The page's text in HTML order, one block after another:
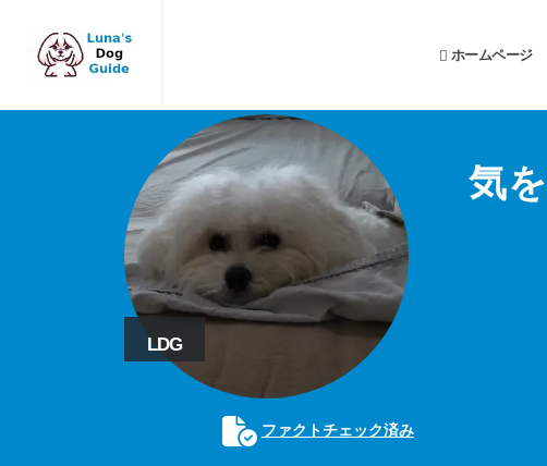
ホームページ
LDG
気
ファクトチェック済み